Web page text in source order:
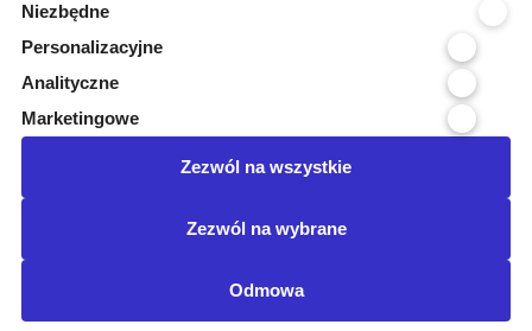
Kontakt
Kontakt
Infolinia 800 800 707
kontakt@pressinfo.pl
Niezbędne
Personalizacyjne
Analityczne
Marketingowe
Zezwól na wszystkie
Zezwól na wybrane
Odmowa